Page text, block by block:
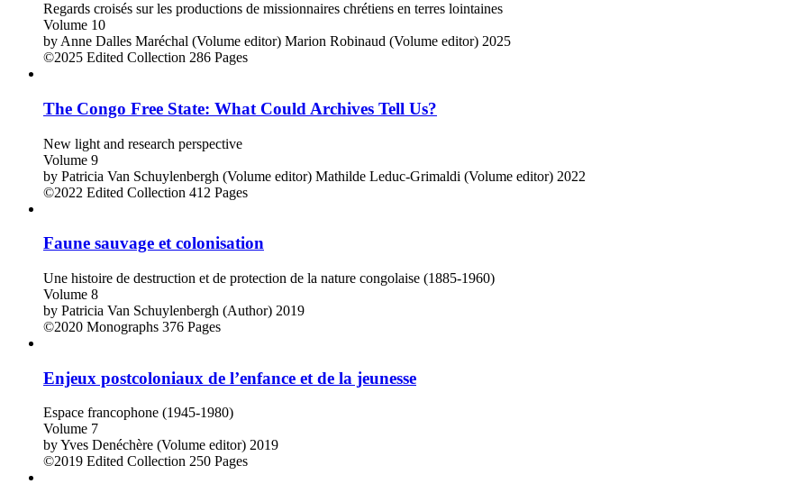
Regards croisés sur les productions de missionnaires chrétiens en terres lointaines
Volume 10
by Anne Dalles Maréchal (Volume editor) Marion Robinaud (Volume editor) 2025
©2025 Edited Collection 286 Pages
The Congo Free State: What Could Archives Tell Us?
New light and research perspective
Volume 9
by Patricia Van Schuylenbergh (Volume editor) Mathilde Leduc-Grimaldi (Volume editor) 2022
©2022 Edited Collection 412 Pages
Faune sauvage et colonisation
Une histoire de destruction et de protection de la nature congolaise (1885-1960)
Volume 8
by Patricia Van Schuylenbergh (Author) 2019
©2020 Monographs 376 Pages
Enjeux postcoloniaux de l’enfance et de la jeunesse
Espace francophone (1945-1980)
Volume 7
byYves Denéchère (Volume editor) 2019
©2019 Edited Collection 250 Pages